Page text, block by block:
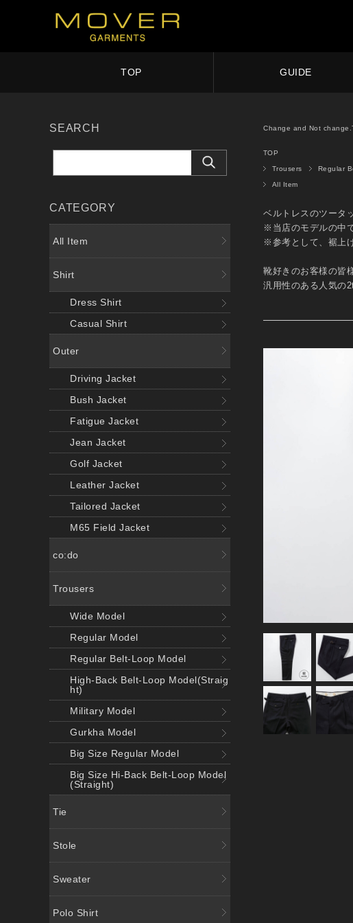
TOP GUIDE
Change and Not
TOP
Trousers Regular
All Item
ベルトレスのツータ
※当店のモデルの中
※参考として、裾上
靴好きのお客様の皆
汎用性のある人気の
SEARCH
CATEGORY
All Item
Shirt
Dress Shirt
Casual Shirt
Outer
Driving Jacket
Bush Jacket
Fatigue Jacket
Jean Jacket
Golf Jacket
Leather Jacket
Tailored Jacket
M65 Field Jacket
co:do
Trousers
Wide Model
Regular Model
Regular Belt-Loop Model
High-Back Belt-Loop Model(Straig
ht)
Military Model
Gurkha Model
Big Size Regular Model
Big Size Hi-Back Belt-Loop Model
(Straight)
Tie
Stole
Sweater
Polo Shirt